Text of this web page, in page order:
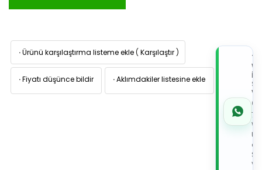
·Ürünü karşılaştırma listeme ekle ( Karşılaştır )
·Fiyatı düşünce bildir ·Aklımdakiler listesine ekle
İLE
de